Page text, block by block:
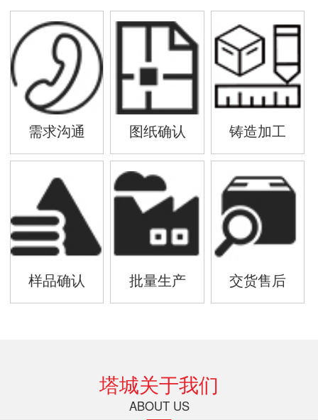
需求沟通 图纸确认 铸造加工
样品确认 批量生产 交货售后
塔城关于我们
ABOUT US